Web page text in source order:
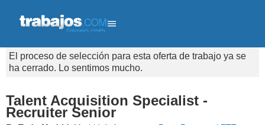
El proceso de selección para esta oferta de trabajo ya se
ha cerrado. Lo sentimos mucho.
Talent Acquisition Specialist -
Recruiter Senior